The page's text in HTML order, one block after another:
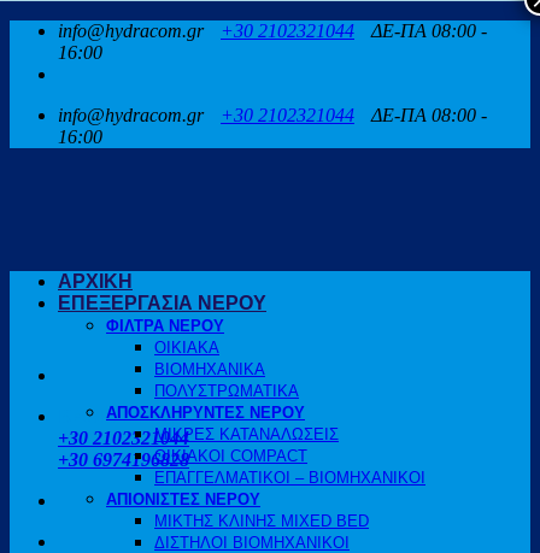
Μετάβαση
περιεχόμενο
info@hydracom.gr +30 2102321044
ΔΕ-ΠΑ 08:00 -
16:00
info@hydracom.gr +30 2102321044
ΔΕ-ΠΑ 08:00 -
16:00
ΚΑΛΕΣΤΕ ΜΑΣ
+30 2102321044
+30 6974196828
ΑΡΧΙΚΗ
ΕΠΕΞΕΡΓΑΣΙΑ ΝΕΡΟΥ
ΦΙΛΤΡΑ ΝΕΡΟΥ
ΟΙΚΙΑΚΑ
ΒΙΟΜΗΧΑΝΙΚΑ
ΠΟΛΥΣΤΡΩΜΑΤΙΚΑ
ΑΠΟΣΚΛΗΡΥΝΤΕΣ ΝΕΡΟΥ
ΜΙΚΡΕΣ ΚΑΤΑΝΑΛΩΣΕΙΣ
ΟΙΚΙΑΚΟΙ COMPACT
ΕΠΑΓΓΕΛΜΑΤΙΚΟΙ – ΒΙΟΜΗΧΑΝΙΚΟΙ
ΑΠΙΟΝΙΣΤΕΣ ΝΕΡΟΥ
ΜΙΚΤΗΣ ΚΛΙΝΗΣ MIXED BED
ΔΙΣΤΗΛΟΙ ΒΙΟΜΗΧΑΝΙΚΟΙ